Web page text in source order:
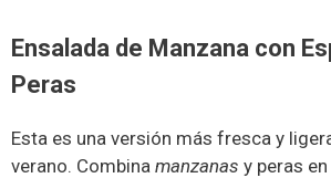
Ensalada de Manzana con
Peras
Esta es una versión más fresca y
verano. Combina manzanas y peras